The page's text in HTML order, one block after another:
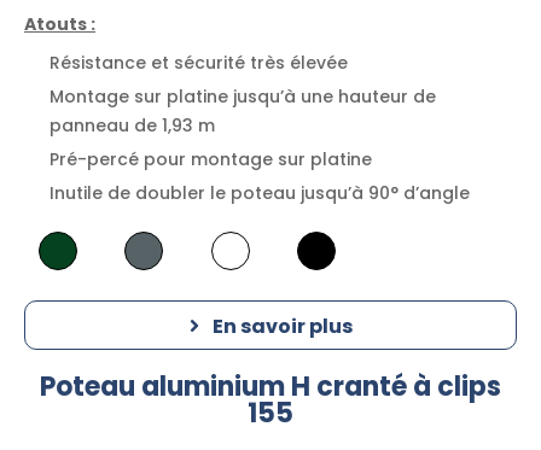
Atouts :
Résistance et sécurité très élevée
Montage sur platine jusqu’à une hauteur de
panneau de 1,93 m
Pré-percé pour montage sur platine
Inutile de doubler le poteau jusqu’à 90° d’angle
En savoir plus
Poteau aluminium H cranté à clips
155